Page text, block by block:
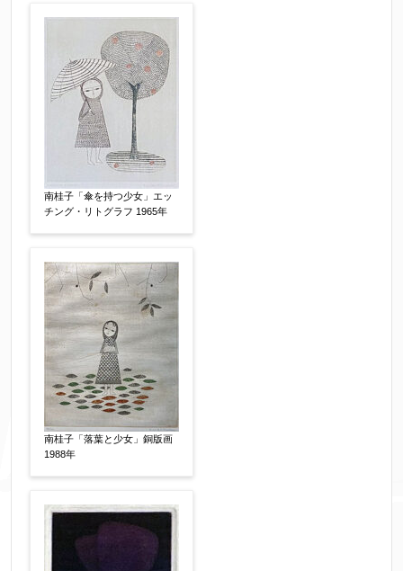
し上げます。
作品コンディション
その他 【任意】
添付画像 【任意】
南桂子「傘を持つ少女」エッ
チング・リトグラフ 1965年
南桂子「落葉と少女」銅版画
1988年